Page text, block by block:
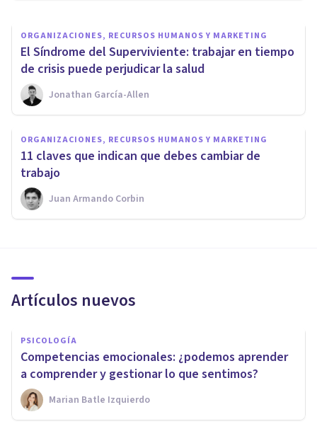
ORGANIZACIONES, RECURSOS HUMANOS Y MARKETING
El Síndrome del Superviviente: trabajar en tiempo
de crisis puede perjudicar la salud
Jonathan García-Allen
ORGANIZACIONES, RECURSOS HUMANOS Y MARKETING
11 claves que indican que debes cambiar de
trabajo
Juan Armando Corbin
Artículos nuevos
PSICOLOGÍA
Competencias emocionales: ¿podemos aprender
a comprender y gestionar lo que sentimos?
Marian Batle Izquierdo